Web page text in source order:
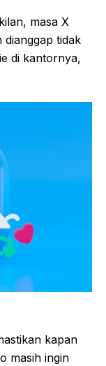
masa X
tidak
di kantornya,
kapan
masih ingin